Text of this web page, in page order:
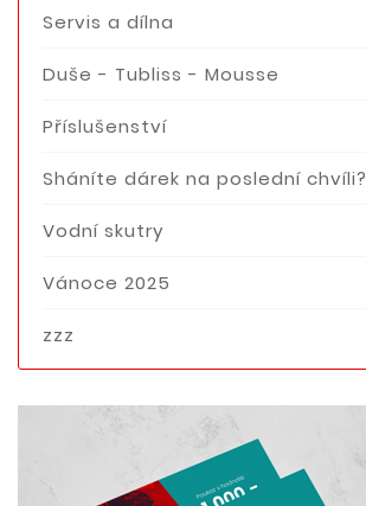
Servis a dílna
Duše - Tubliss - Mousse
Příslušenství
Sháníte dárek na poslední chvíli?
Vodní skutry
Vánoce 2025
zzz